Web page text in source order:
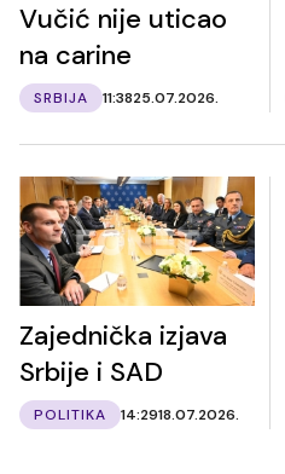
Vučić nije uticao
na carine
SRBIJA 11:3825.07.2026.
Zajednička izjava
Srbije i SAD
POLITIKA 14:2918.07.2026.